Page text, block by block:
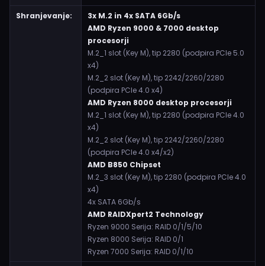
Shranjevanje:
3x M.2 in 4x SATA 6Gb/s
AMD Ryzen 9000 & 7000 desktop
procesorji
M.2_1 slot (Key M), tip 2280 (podpira PCIe 5.0
x4)
M.2_2 slot (Key M), tip 2242/2260/2280
(podpira PCIe 4.0 x4)
AMD Ryzen 8000 desktop procesorji
M.2_1 slot (Key M), tip 2280 (podpira PCIe 4.0
x4)
M.2_2 slot (Key M), tip 2242/2260/2280
(podpira PCIe 4.0 x4/x2)
AMD B850 Chipset
M.2_3 slot (Key M), tip 2280 (podpira PCIe 4.0
x4)
4x SATA 6Gb/s
AMD RAIDXpert2 Technology
Ryzen 9000 Serija: RAID 0/1/5/10
Ryzen 8000 Serija: RAID 0/1
Ryzen 7000 Serija: RAID 0/1/10